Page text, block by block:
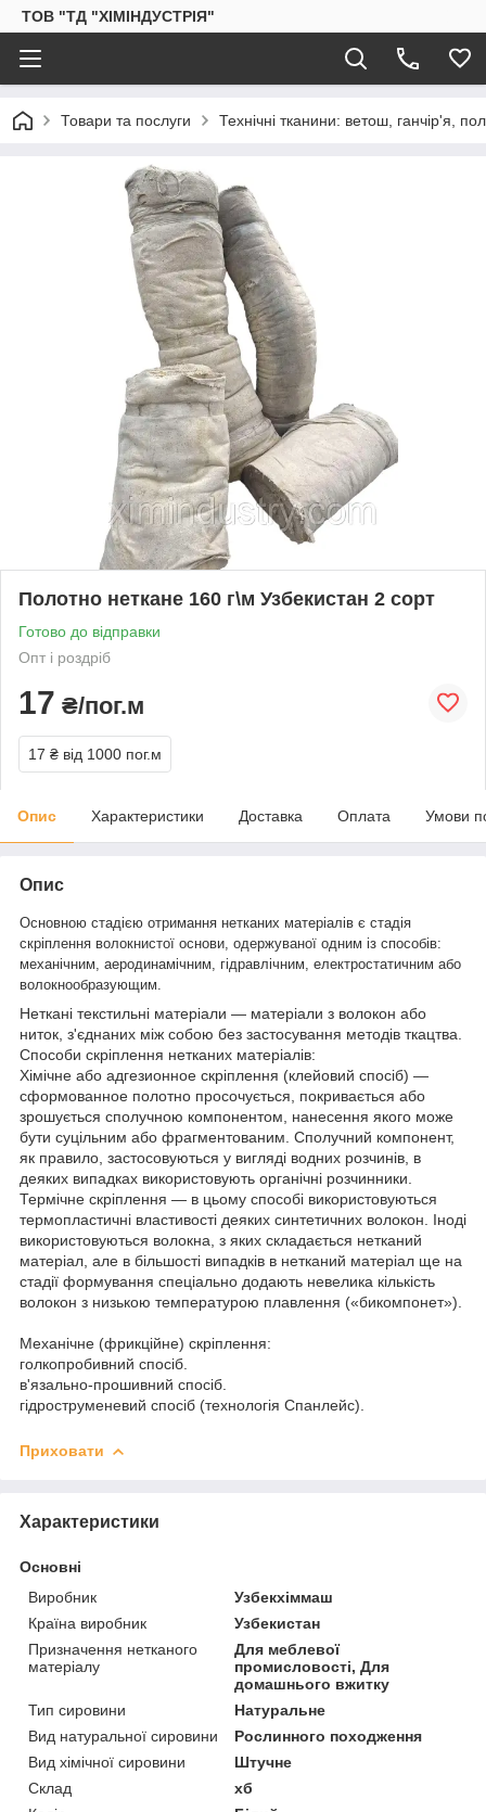
ТОВ "ТД "ХІМІНДУСТРІЯ"
Товари та послуги Технічні тканини: ветош, ганчір'я,
Полотно неткане 160 г\м Узбекистан 2 сорт
Готово до відправки
Опт і роздріб
17 ₴/пог.м
17 ₴ від 1000 пог.м
Опис Характеристики Доставка Оплата Умови
Опис
Основною стадією отримання нетканих матеріалів є стадія
скріплення волокнистої основи, одержуваної одним із способів:
механічним, аеродинамічним, гідравлічним, електростатичним або
волокнообразующим.
Неткані текстильні матеріали — матеріали з волокон або
ниток, з'єднаних між собою без застосування методів ткацтва.
Способи скріплення нетканих матеріалів:
Хімічне або адгезионное скріплення (клейовий спосіб) —
сформованное полотно просочується, покривається або
зрошується сполучною компонентом, нанесення якого може
бути суцільним або фрагментованим. Сполучний компонент,
як правило, застосовуються у вигляді водних розчинів, в
деяких випадках використовують органічні розчинники.
Термічне скріплення — в цьому способі використовуються
термопластичні властивості деяких синтетичних волокон. Іноді
використовуються волокна, з яких складається нетканий
матеріал, але в більшості випадків в нетканий матеріал ще на
стадії формування спеціально додають невелика кількість
волокон з низькою температурою плавлення («бикомпонет»).
Механічне (фрикційне) скріплення:
голкопробивний спосіб.
в'язально-прошивний спосіб.
гідроструменевий спосіб (технологія Спанлейс).
Приховати
Характеристики
Основні
Виробник
Узбекхіммаш
Країна виробник
Узбекистан
Призначення нетканого
матеріалу
Для меблевої
промисловості, Для
домашнього вжитку
Тип сировини
Натуральне
Вид натуральної сировини
Рослинного походження
Вид хімічної сировини
Штучне
Склад
хб